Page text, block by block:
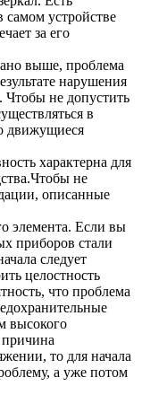
самом устройстве
за его
выше, проблема
нарушения
Чтобы не допустить
в
движущиеся
характерна для
не
описанные
элемента. Если вы
приборов стали
следует
целостность
что проблема
высокого
то для начала
а уже потом